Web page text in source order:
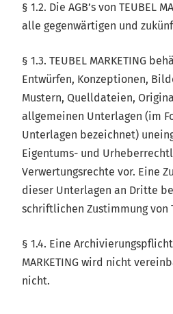
§ 1.2. Die AGB’s von TEUBEL
alle gegenwärtigen und
§ 1.3. TEUBEL MARKETING
Entwürfen, Konzeptionen,
Mustern, Quelldateien,
allgemeinen Unterlagen (im
Unterlagen bezeichnet)
Eigentums- und
Verwertungsrechte vor. Eine
dieser Unterlagen an Dritte
schriftlichen Zustimmung von
§ 1.4. Eine Archivierungspflicht
MARKETING wird nicht
nicht.